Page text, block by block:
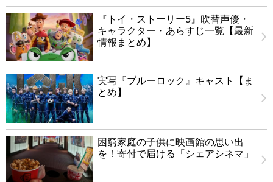
『トイ・ストーリー5』吹替声優・
キャラクター・あらすじ一覧【最新
情報まとめ】
実写『ブルーロック』キャスト【ま
とめ】
困窮家庭の子供に映画館の思い出
を！寄付で届ける「シェアシネマ」